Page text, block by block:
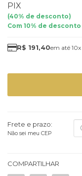
PIX
(40% de desconto)
Com 10% de desconto
R$ 191,40 10x
Frete e prazo:
Não sei meu CEP
COMPARTILHAR